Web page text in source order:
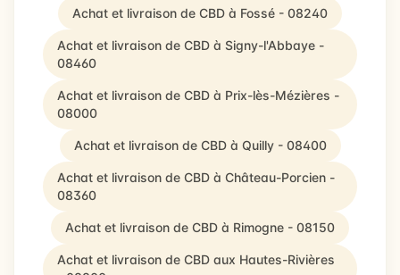
Achat et livraison de CBD à Fossé - 08240
Achat et livraison de CBD à Signy-l'Abbaye -
08460
Achat et livraison de CBD à Prix-lès-Mézières -
08000
Achat et livraison de CBD à Quilly - 08400
Achat et livraison de CBD à Château-Porcien -
08360
Achat et livraison de CBD à Rimogne - 08150
Achat et livraison de CBD aux Hautes-Rivières